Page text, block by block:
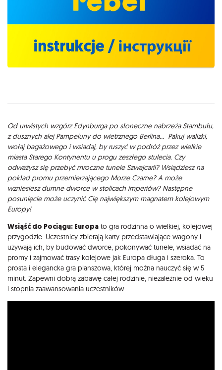
Opis
Od urwistych wzgórz Edynburga po słoneczne nabrzeża Stambułu,
z dusznych alej Pampeluny do wietrznego Berlina… Pakuj walizki,
wołaj bagażowego i wsiadaj, by ruszyć w podróż przez wielkie
miasta Starego Kontynentu u progu zeszłego stulecia. Czy
odważysz się przebyć mroczne tunele Szwajcarii? Wsiądziesz na
pokład promu przemierzającego Morze Czarne? A może
wzniesiesz dumne dworce w stolicach imperiów? Następne
posunięcie może uczynić Cię największym magnatem kolejowym
Europy!
Wsiąść do Pociągu: Europa to gra rodzinna o wielkiej, kolejowej
przygodzie. Uczestnicy zbierają karty przedstawiające wagony i
używają ich, by budować dworce, pokonywać tunele, wsiadać na
promy i zajmować trasy kolejowe jak Europa długa i szeroka. To
prosta i elegancka gra planszowa, której można nauczyć się w 5
minut. Zapewni dobrą zabawę całej rodzinie, niezależnie od wieku
i stopnia zaawansowania uczestników.